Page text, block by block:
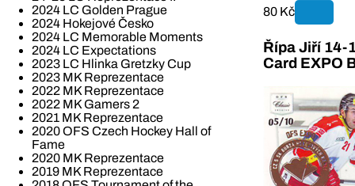
2024 LC Golden Prague
2024 Hokejové Česko
2024 LC Memorable Moments
2024 LC Expectations
2023 LC Hlinka Gretzky Cup
2023 MK Reprezentace
2022 MK Reprezentace
2022 MK Gamers 2
2021 MK Reprezentace
2020 OFS Czech Hockey Hall of
Fame
2020 MK Reprezentace
2019 MK Reprezentace
80 Kč
Řípa Jiří 14-
Card EXPO